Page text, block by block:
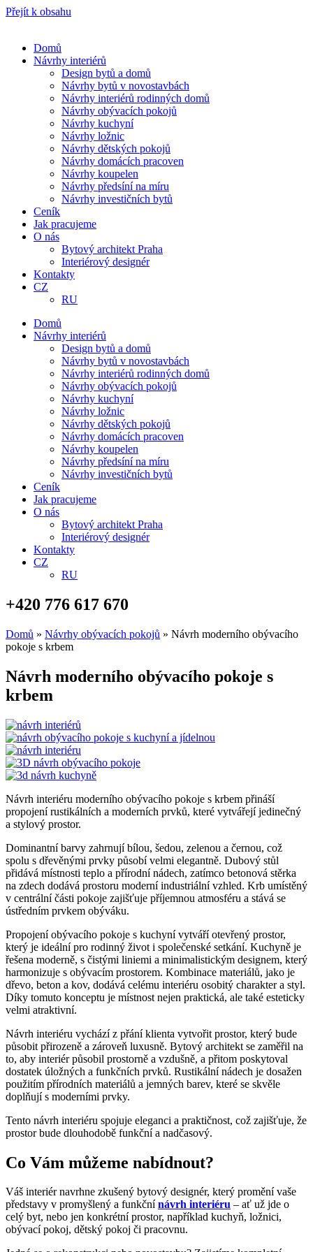
Přejít k obsahu
Domů
Návrhy interiérů
Design bytů a domů
Návrhy bytů v novostavbách
Návrhy interiérů rodinných domů
Návrhy obývacích pokojů
Návrhy kuchyní
Návrhy ložnic
Návrhy dětských pokojů
Návrhy domácích pracoven
Návrhy koupelen
Návrhy předsíní na míru
Návrhy investičních bytů
Ceník
Jak pracujeme
O nás
Bytový architekt Praha
Interiérový designér
Kontakty
CZ
RU
Domů
Návrhy interiérů
Design bytů a domů
Návrhy bytů v novostavbách
Návrhy interiérů rodinných domů
Návrhy obývacích pokojů
Návrhy kuchyní
Návrhy ložnic
Návrhy dětských pokojů
Návrhy domácích pracoven
Návrhy koupelen
Návrhy předsíní na míru
Návrhy investičních bytů
Ceník
Jak pracujeme
O nás
Bytový architekt Praha
Interiérový designér
Kontakty
CZ
RU
+420 776 617 670
Domů » Návrhy obývacích pokojů » Návrh moderního obývacího
pokoje s krbem
Návrh moderního obývacího pokoje s
krbem
Návrh interiéru moderního obývacího pokoje s krbem přináší
propojení rustikálních a moderních prvků, které vytvářejí jedinečný
a stylový prostor.
Dominantní barvy zahrnují bílou, šedou, zelenou a černou, což
spolu s dřevěnými prvky působí velmi elegantně. Dubový stůl
přidává místnosti teplo a přírodní nádech, zatímco betonová stěrka
na zdech dodává prostoru moderní industriální vzhled. Krb umístěný
v centrální části pokoje zajišťuje příjemnou atmosféru a stává se
ústředním prvkem obýváku.
Propojení obývacího pokoje s kuchyní vytváří otevřený prostor,
který je ideální pro rodinný život i společenské setkání. Kuchyně je
řešena moderně, s čistými liniemi a minimalistickým designem, který
harmonizuje s obývacím prostorem. Kombinace materiálů, jako je
dřevo, beton a kov, dodává celému interiéru osobitý charakter a styl.
Díky tomuto konceptu je místnost nejen praktická, ale také esteticky
velmi atraktivní.
Návrh interiéru vychází z přání klienta vytvořit prostor, který bude
působit přirozeně a zároveň luxusně. Bytový architekt se zaměřil na
to, aby interiér působil prostorně a vzdušně, a přitom poskytoval
dostatek úložných a funkčních prvků. Rustikální nádech je dosažen
použitím přírodních materiálů a jemných barev, které se skvěle
doplňují s moderními prvky.
Tento návrh interiéru spojuje eleganci a praktičnost, což zajišťuje, že
prostor bude dlouhodobě funkční a nadčasový.
Co Vám můžeme nabídnout?
Váš interiér navrhne zkušený bytový designér, který promění vaše
představy v promyšlený a funkčnínávrh interiéru – ať už jde o
celý byt, nebo jen konkrétní prostor, například kuchyň, ložnici,
obývací pokoj, dětský pokoj či pracovnu.